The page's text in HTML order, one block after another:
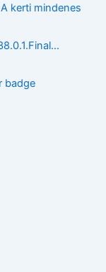
A kerti mindenes
badge